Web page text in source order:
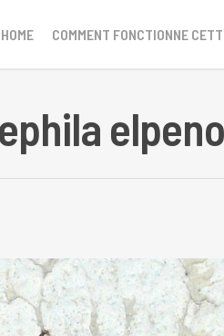
HOME COMMENT FONCTIONNE